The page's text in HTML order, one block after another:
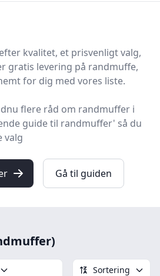
bedste randmuffer på
kvalitet, et prisvenligt valg,
gratis levering på randmuffe,
for dig med vores liste.
flere råd om randmuffer i
guide til randmuffer' så du
valg
Gå til guiden
Sortering